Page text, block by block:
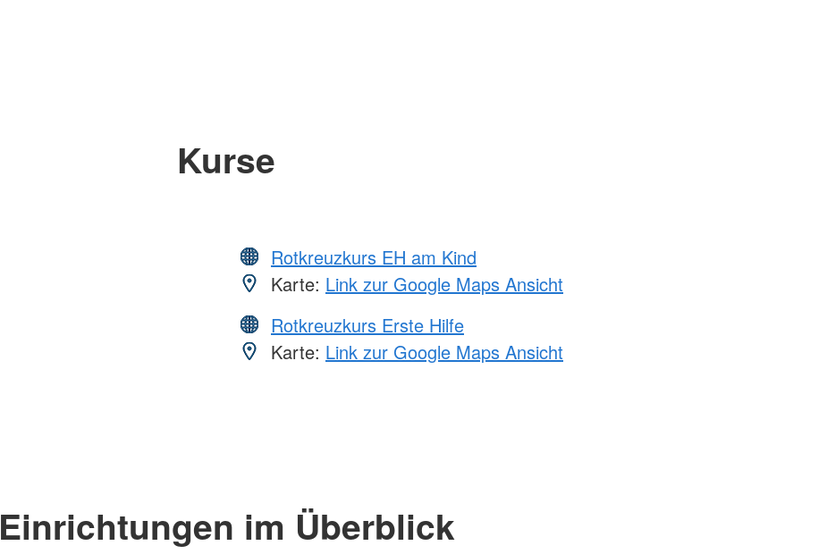
Kurse
Rotkreuzkurs EH am Kind
Karte: Link zur Google Maps Ansicht
Rotkreuzkurs Erste Hilfe
Karte: Link zur Google Maps Ansicht
Einrichtungen im Überblick